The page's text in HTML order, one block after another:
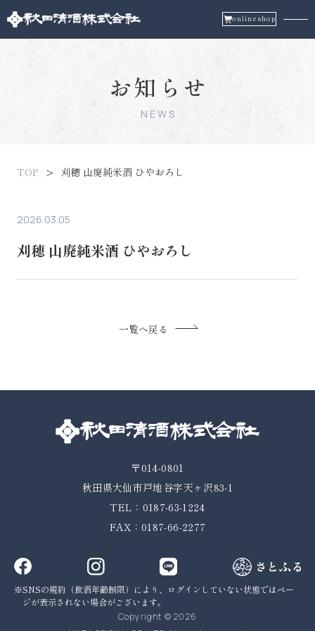
onlineshop
お知らせ
NEWS
TOP 刈穂 山廃純米酒 ひやおろし
2026.03.05
刈穂 山廃純米酒 ひやおろし
一覧へ戻る
〒014-0801
秋田県大仙市戸地谷字天ヶ沢83-1
TEL：0187-63-1224
FAX：0187-66-2277
SNSの規約（飲酒年齢制限）により、ログインしていない状態ではペー
ジが表示されない場合がございます。
Copyright © 2026